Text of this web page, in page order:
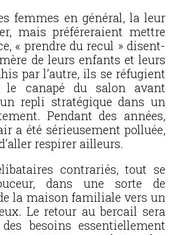
femmes en général, la leur
mais préféreraient mettre
« prendre du recul » disent-
de leurs enfants et leurs
par l’autre, ils se réfugient
le canapé du salon avant
un repli stratégique dans un
Pendant des années,
a été sérieusement polluée,
respirer ailleurs.
contrariés, tout se
dans une sorte de
la maison familiale vers un
Le retour au bercail sera
besoins essentiellement